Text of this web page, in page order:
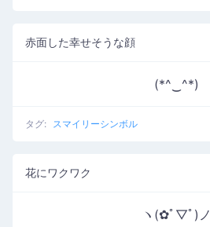
赤面した幸せそうな顔
(*^‿^*)
タグ: スマイリーシンボル
花にワクワク
ヽ(✿ﾟ▽ﾟ)ノ